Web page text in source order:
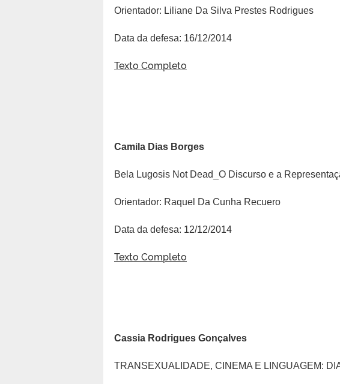
Orientador: Liliane Da Silva Prestes Rodrigues
Data da defesa: 16/12/2014
Texto Completo
Camila Dias Borges
Bela Lugosis Not Dead_O Discurso e a
Orientador: Raquel Da Cunha Recuero
Data da defesa: 12/12/2014
Texto Completo
Cassia Rodrigues Gonçalves
TRANSEXUALIDADE, CINEMA E LINGUAGEM: